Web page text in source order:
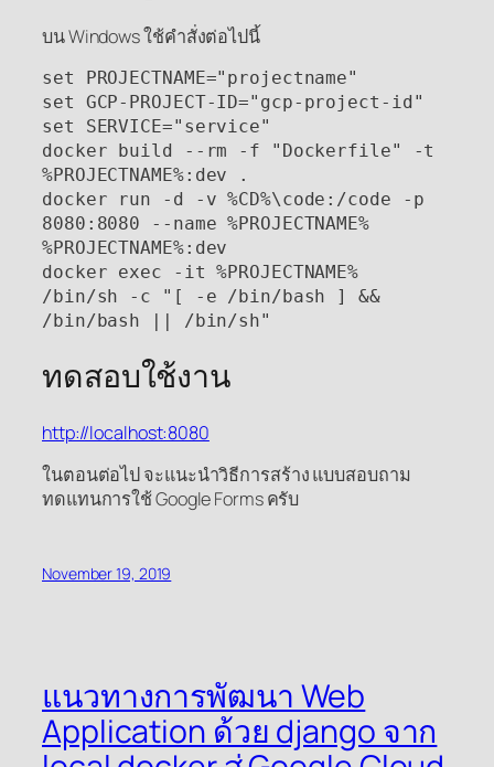
บน Windows ใช้คำสั่งต่อไปนี้
set PROJECTNAME="projectname"
set GCP-PROJECT-ID="gcp-project-id"
set SERVICE="service"
docker build --rm -f "Dockerfile" -t
%PROJECTNAME%:dev .
docker run -d -v %CD%\code:/code -p
8080:8080 --name %PROJECTNAME%
%PROJECTNAME%:dev
docker exec -it %PROJECTNAME%
/bin/sh -c "[ -e /bin/bash ] &&
/bin/bash || /bin/sh"
ทดสอบใช้งาน
http://localhost:8080
ในตอนต่อไป จะแนะนำวิธีการสร้าง แบบสอบถาม
ทดแทนการใช้ Google Forms ครับ
November 19, 2019
แนวทางการพัฒนา Web
Application ด้วย django จาก